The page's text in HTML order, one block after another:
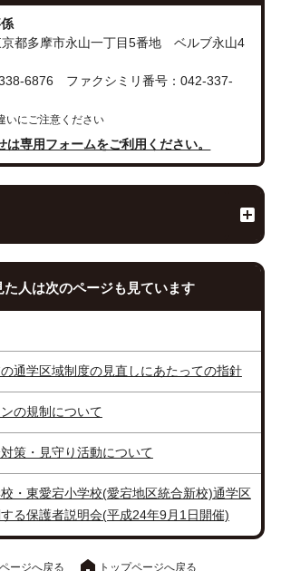
都多摩市永山一丁目5番地 ベルブ永山4
6876 ファクシミリ番号：042-337-
いにご注意ください
は専用フォームをご利用ください。
た人は次のページも見ています
通学区域制度の見直しにあたっての指針
の規制について
策・見守り活動について
・東愛宕小学校(愛宕地区統合新校)通学区
る保護者説明会(平成24年9月1日開催)
ージへ戻る トップページへ戻る